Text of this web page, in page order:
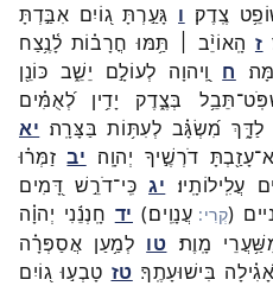
צֶֽדֶק׃ ו גָּעַ֣רְתָּ ג֭וֹיִם אִבַּ֣דְתָּ
ז הָֽאוֹיֵ֨ב ׀ תַּ֥מּוּ חֳרָב֗וֹת לָ֫נֶ֥צַח
ח וַֽ֭יהוָה לְעוֹלָ֣ם יֵשֵׁ֑ב כּוֹנֵ֖ן
תֵּבֵ֥ל בְּצֶ֑דֶק יָדִ֥ין
לְ֝אֻמִּ֗ים
לַדָּ֑ךְ מִ֝שְׂגָּ֗ב לְעִתּ֥וֹת בַּצָּרָֽה׃ יא
עָזַ֖בְתָּ דֹרְשֶׁ֣יךָ יְהוָֽה׃ יב זַמְּר֗וּ
עֲלִֽילוֹתָֽיו׃ יג כִּֽי־דֹרֵ֣שׁ דָּ֭מִים
( עֲנָוִֽים׃) יד חָֽנְנֵ֬נִי יְהוָ֗ה
מָֽוֶת׃ טו לְמַ֥עַן אֲסַפְּרָ֗ה
בִּישׁוּעָתֶֽךָ׃ טז טָבְע֣וּ ג֭וֹיִם